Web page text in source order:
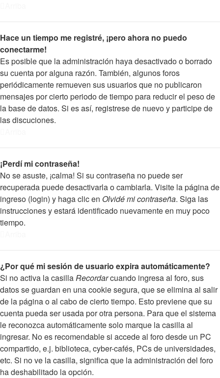
Hace un tiempo me registré, ¡pero ahora no puedo
conectarme!
Es posible que la administración haya desactivado o borrado
su cuenta por alguna razón. También, algunos foros
periódicamente remueven sus usuarios que no publicaron
mensajes por cierto periodo de tiempo para reducir el peso de
la base de datos. Si es así, registrese de nuevo y participe de
las discuciones.
¡Perdí mi contraseña!
No se asuste, ¡calma! Si su contraseña no puede ser
recuperada puede desactivarla o cambiarla. Visite la página de
ingreso (login) y haga clic en Olvidé mi contraseña. Siga las
instrucciones y estará identificado nuevamente en muy poco
tiempo.
¿Por qué mi sesión de usuario expira automáticamente?
Si no activa la casillaRecordarcuando ingresa al foro, sus
datos se guardan en una cookie segura, que se elimina al salir
de la página o al cabo de cierto tiempo. Esto previene que su
cuenta pueda ser usada por otra persona. Para que el sistema
le reconozca automáticamente solo marque la casilla al
ingresar. No es recomendable si accede al foro desde un PC
compartido, e.j. biblioteca, cyber-cafés, PCs de universidades,
etc. Si no ve la casilla, significa que la administración del foro
ha deshabilitado la opción.